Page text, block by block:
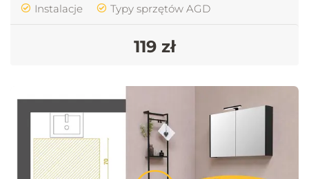
Instalacje
Typy sprzętów AGD
119 zł